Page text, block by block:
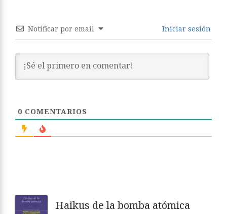
Notificar por email Iniciar sesión
0 COMENTARIOS
Haikus de la bomba atómica